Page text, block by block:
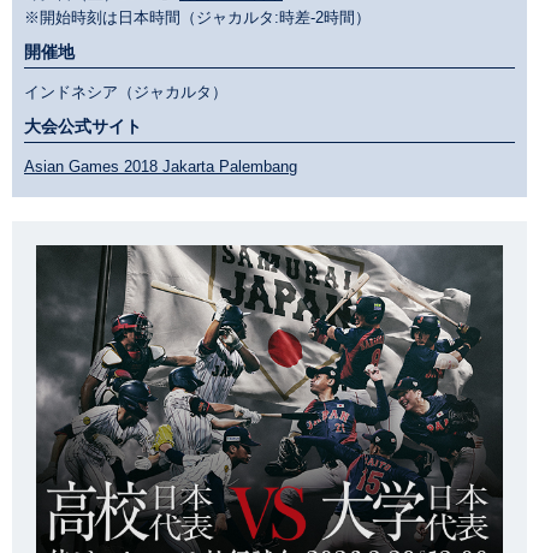
※開始時刻は日本時間（ジャカルタ:時差-2時間）
開催地
インドネシア（ジャカルタ）
大会公式サイト
Asian Games 2018 Jakarta Palembang